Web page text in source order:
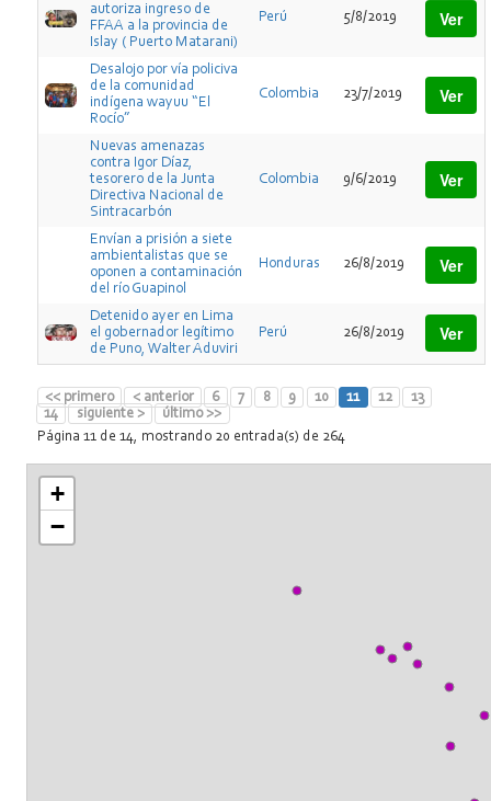
autoriza ingreso de
FFAA a la provincia de
Islay ( Puerto Matarani)
Perú 5/8/2019 Ver
Desalojo por vía policiva
de la comunidad
indígena wayuu “El
Rocío”
Colombia 23/7/2019 Ver
Nuevas amenazas
contra Igor Díaz,
tesorero de la Junta
Directiva Nacional de
Sintracarbón
Colombia 9/6/2019 Ver
Envían a prisión a siete
ambientalistas que se
oponen a contaminación
del río Guapinol
Honduras 26/8/2019 Ver
Detenido ayer en Lima
el gobernador legítimo
de Puno, Walter Aduviri
Perú 26/8/2019 Ver
<< primero < anterior 6 7 8 9 10 11 12
13
14
siguiente >
último >>
Página 11 de 14, mostrando 20 entrada(s) de 264
+
−